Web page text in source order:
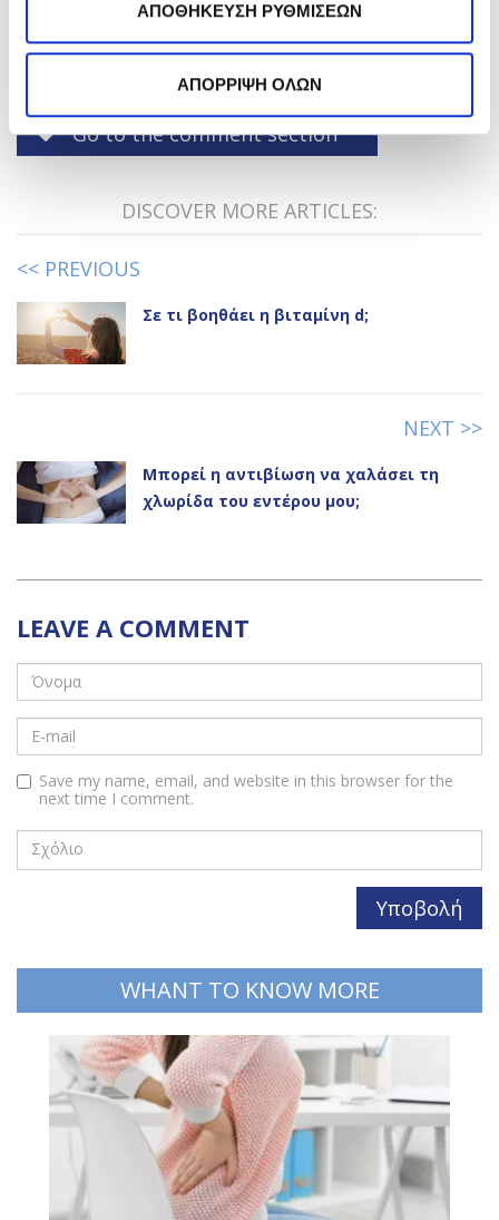
ΑΠΟΘΗΚΕΥΣΗ ΡΥΘΜΙΣΕΩΝ
ΑΠΟΡΡΙΨΗ ΟΛΩΝ
Go to the comment section
DISCOVER MORE ARTICLES:
<< PREVIOUS
Σε τι βοηθάει η βιταμίνη d;
NEXT >>
Μπορεί η αντιβίωση να χαλάσει τη
χλωρίδα του εντέρου μου;
LEAVE A COMMENT
Save my name, email, and website in this browser for the
next time I comment.
WHANT TO KNOW MORE